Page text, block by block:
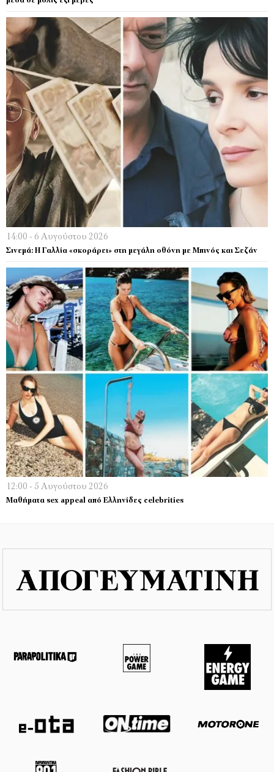
14:00 - 6 Αυγούστου 2026
Σινεμά: Η Γαλλία «σκοράρει» στη μεγάλη οθόνη με Μπινός και Σεζάν
12:00 - 5 Αυγούστου 2026
Μαθήματα sex appeal από Ελληνίδες celebrities